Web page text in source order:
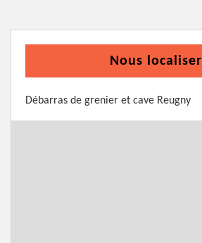
Nous localiser
Débarras de grenier et cave Reugny